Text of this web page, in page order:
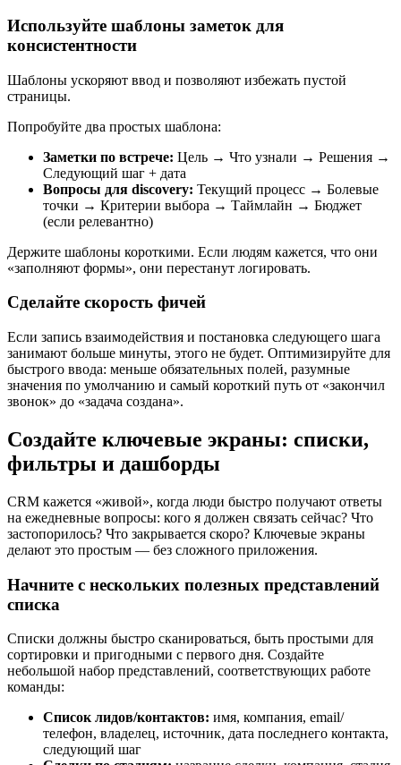
Используйте шаблоны заметок для
консистентности
Шаблоны ускоряют ввод и позволяют избежать пустой
страницы.
Попробуйте два простых шаблона:
Заметки по встрече: Цель → Что узнали → Решения →
Следующий шаг + дата
Вопросы для discovery: Текущий процесс → Болевые
точки → Критерии выбора → Таймлайн → Бюджет
(если релевантно)
Держите шаблоны короткими. Если людям кажется, что они
«заполняют формы», они перестанут логировать.
Сделайте скорость фичей
Если запись взаимодействия и постановка следующего шага
занимают больше минуты, этого не будет. Оптимизируйте для
быстрого ввода: меньше обязательных полей, разумные
значения по умолчанию и самый короткий путь от «закончил
звонок» до «задача создана».
Создайте ключевые экраны: списки,
фильтры и дашборды
CRM кажется «живой», когда люди быстро получают ответы
на ежедневные вопросы: кого я должен связать сейчас? Что
застопорилось? Что закрывается скоро? Ключевые экраны
делают это простым — без сложного приложения.
Начните с нескольких полезных представлений
списка
Списки должны быстро сканироваться, быть простыми для
сортировки и пригодными с первого дня. Создайте
небольшой набор представлений, соответствующих работе
команды:
Список лидов/контактов: имя, компания, email/
телефон, владелец, источник, дата последнего контакта,
следующий шаг